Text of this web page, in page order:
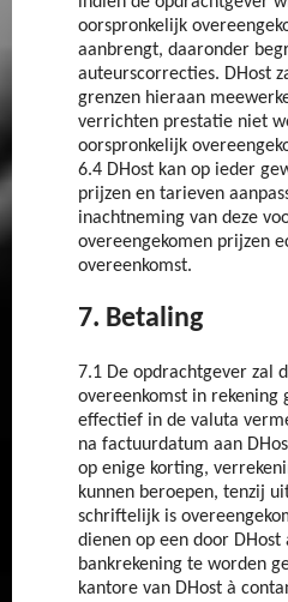
oorspronkelijk
aanbrengt, daaronder
auteurscorrecties. DHost
grenzen hieraan
verrichten prestatie niet
oorspronkelijk
6.4 DHost kan op ieder
prijzen en tarieven
inachtneming van deze
overeengekomen prijzen
overeenkomst.
7. Betaling
7.1 De opdrachtgever zal
overeenkomst in rekening
effectief in de valuta
na factuurdatum aan
op enige korting,
kunnen beroepen, tenzij
schriftelijk is
dienen op een door DHost
bankrekening te worden
kantore van DHost à